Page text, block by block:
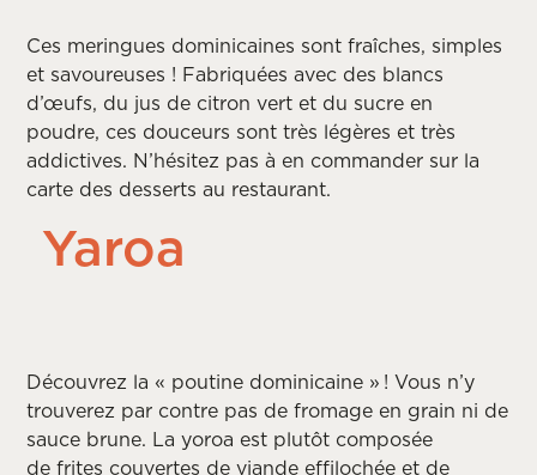
Ces meringues dominicaines sont fraîches, simples
et savoureuses ! Fabriquées avec des blancs
d’œufs, du jus de citron vert et du sucre en
poudre, ces douceurs sont très légères et très
addictives. N’hésitez pas à en commander sur la
carte des desserts au restaurant.
Yaroa
Découvrez la « poutine dominicaine » !Vous n’y
trouverez par contre pas de fromage en grain ni de
sauce brune. Layoroa est plutôt composée
defrites couvertes de viande effilochée et de